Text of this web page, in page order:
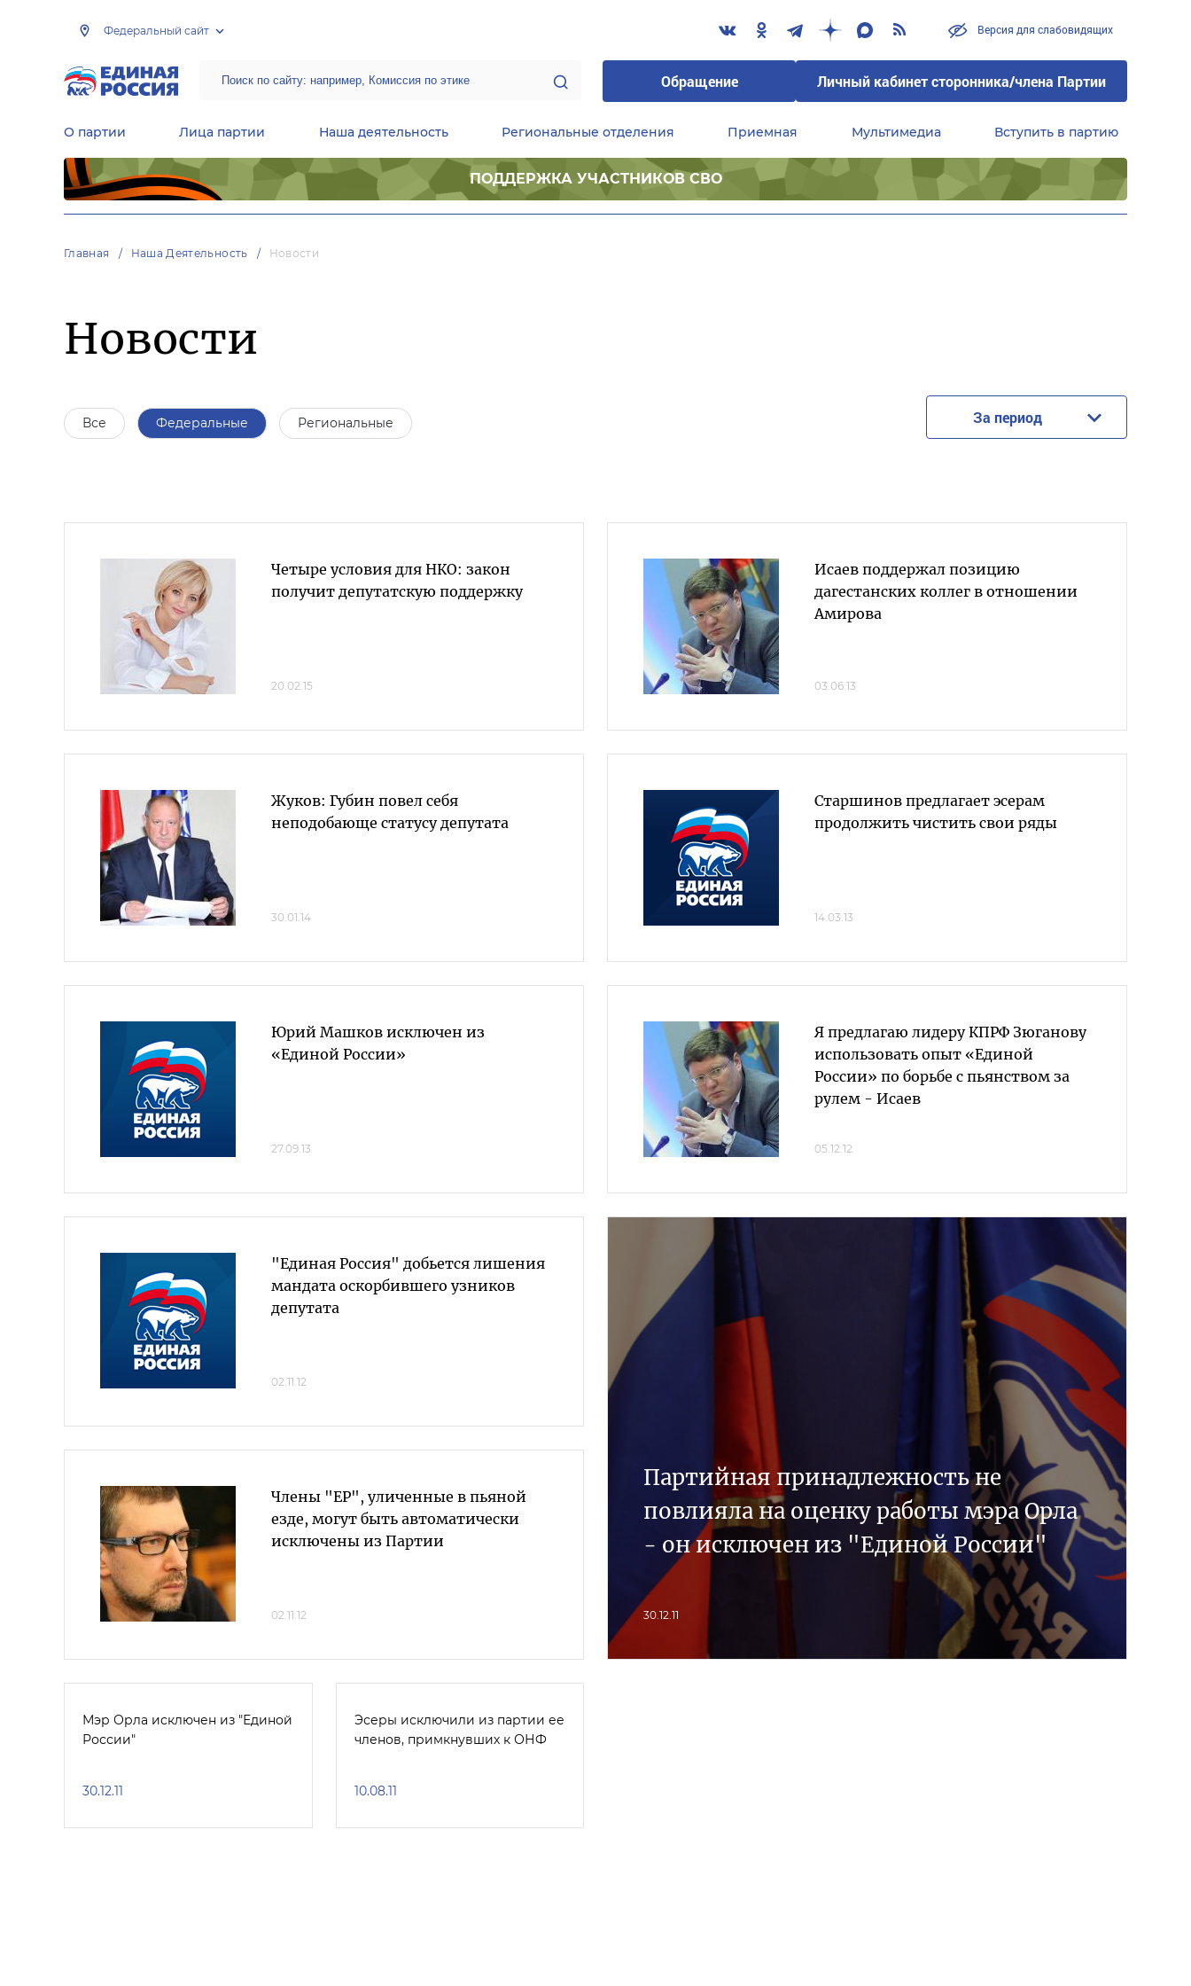
Федеральный сайт Версия для слабовидящих
Обращение Личный кабинет сторонника/члена Партии
О партии Лица партии Наша деятельность Региональные отделения Приемная Мультимедиа Вступить в партию
ПОДДЕРЖКА УЧАСТНИКОВ СВО
Главная Наша Деятельность Новости
Новости
Все Федеральные Региональные За период
Четыре условия для НКО: закон
получит депутатскую поддержку
20.02.15
Жуков: Губин повел себя
неподобающе статусу депутата
30.01.14
Юрий Машков исключен из
«Единой России»
27.09.13
Исаев поддержал позицию
дагестанских коллег в отношении
Амирова
03.06.13
Старшинов предлагает эсерам
продолжить чистить свои ряды
14.03.13
Я предлагаю лидеру КПРФ Зюганову
использовать опыт «Единой
России» по борьбе с пьянством за
рулем - Исаев
05.12.12
"Единая Россия" добьется лишения
мандата оскорбившего узников
депутата
02.11.12
Члены "ЕР", уличенные в пьяной
езде, могут быть автоматически
исключены из Партии
02.11.12
Партийная принадлежность не
повлияла на оценку работы мэра Орла
- он исключен из "Единой России"
30.12.11
Мэр Орла исключен из "Единой
России"
30.12.11
Эсеры исключили из партии ее
членов, примкнувших к ОНФ
10.08.11